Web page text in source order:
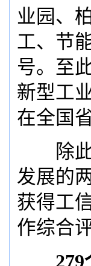
业园、
工、节
号。至
新型工
在全国
除此
发展的
获得工
作综合